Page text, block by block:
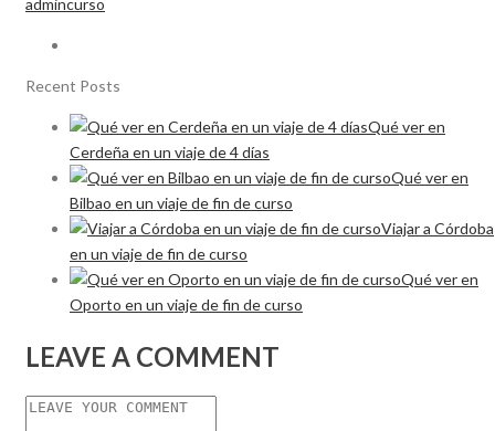
admincurso
Recent Posts
Qué ver en
Cerdeña en un viaje de 4 días
Qué ver en
Bilbao en un viaje de fin de curso
Viajar a Córdoba
en un viaje de fin de curso
Qué ver en
Oporto en un viaje de fin de curso
LEAVE A COMMENT